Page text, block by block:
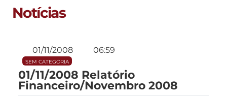
Notícias
01/11/2008 06:59
SEM CATEGORIA
01/11/2008 Relatório
Financeiro/Novembro 2008